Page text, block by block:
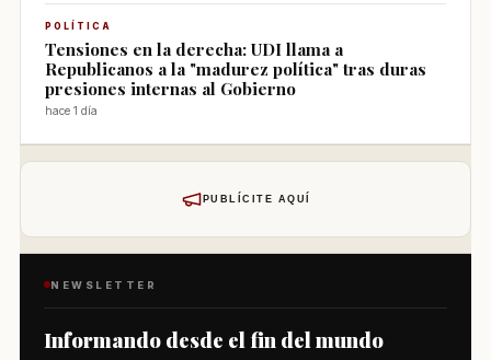
POLÍTICA
Tensiones en la derecha: UDI llama a
Republicanos a la "madurez política" tras duras
presiones internas al Gobierno
hace 1 día
PUBLÍCITE AQUÍ
NEWSLETTER
Informando desde el fin del mundo